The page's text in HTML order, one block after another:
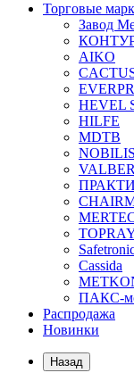
Торговые
Завод
AIKO
HEVEL
HILFE
MDTB
NOBILIS
Cassida
ПАКС-
Распродажа
Новинки
Назад